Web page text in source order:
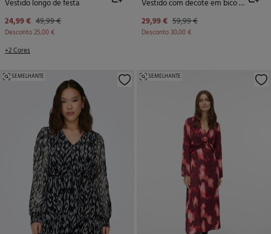
Vestido longo de festa
24,99 € 49,99 €
Desconto25,00 €
+2 Cores
Vestido com decote em bico e alças
29,99 € 59,99 €
Desconto30,00 €
SEMELHANTE SEMELHANTE